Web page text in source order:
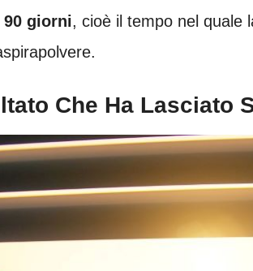
90 giorni, cioè il tempo nel quale
Che Ha Lasciato